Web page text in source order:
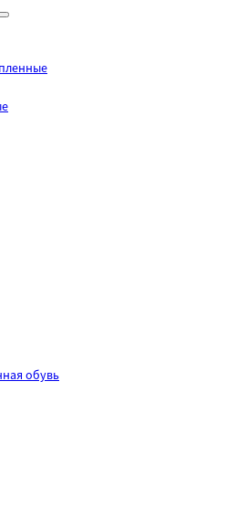
обувь